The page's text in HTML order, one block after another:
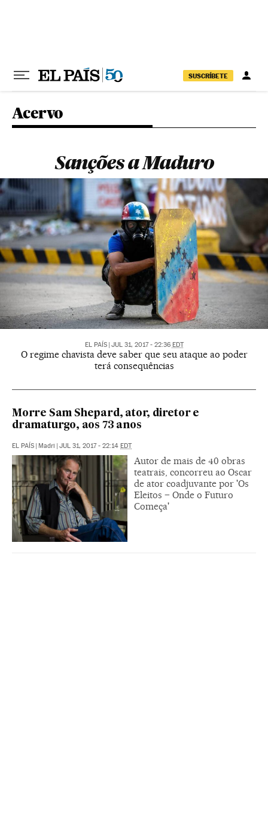
SUSCRÍBETE
Acervo
Sanções a Maduro
EL PAÍS JUL 31, 2017 - 22:36 EDT
O regime chavista deve saber que seu ataque ao poder
terá consequências
Morre Sam Shepard, ator, diretor e
dramaturgo, aos 73 anos
EL PAÍS Madri JUL 31, 2017 - 22:14 EDT
Autor de mais de 40 obras
teatrais, concorreu ao Oscar
de ator coadjuvante por 'Os
Eleitos – Onde o Futuro
Começa'